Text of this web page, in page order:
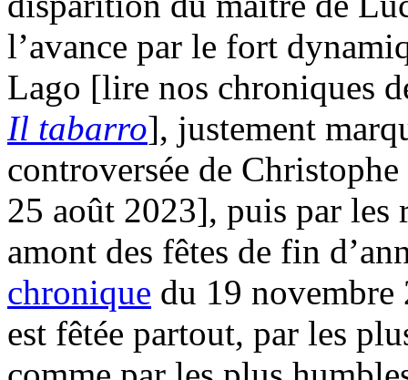
l’avance par le fort
Lago [lire nos chroniques
Il tabarro], justement
controversée de
25 août 2023], puis par les
amont des fêtes de fin
chronique du 19
est fêtée partout, par les